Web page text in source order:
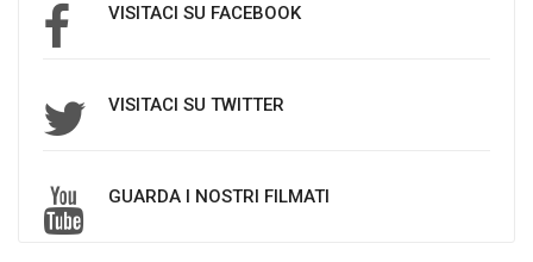
VISITACI SU FACEBOOK
VISITACI SU TWITTER
GUARDA I NOSTRI FILMATI